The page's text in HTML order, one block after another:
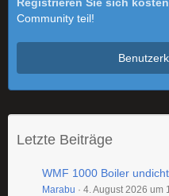
Community teil!
Letzte Beiträge
WMF 1000 Boiler undicht
Marabu 4. August 2026 um